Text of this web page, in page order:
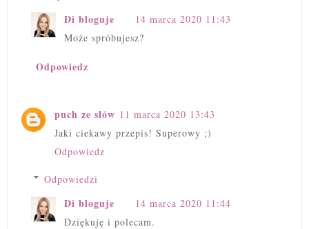
Di bloguje
14 marca 2020 11:43
Może spróbujesz?
Odpowiedz
puch ze słów 11 marca 2020 13:43
Jaki ciekawy przepis! Superowy ;)
Odpowiedz
Odpowiedzi
Di bloguje
14 marca 2020 11:44
Dziękuję i polecam.